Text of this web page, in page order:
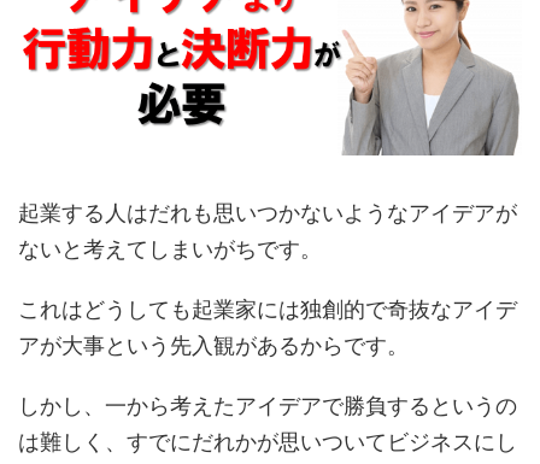
起業する人はだれも思いつかないようなアイデアが
ないと考えてしまいがちです。
これはどうしても起業家には独創的で奇抜なアイデ
アが大事という先入観があるからです。
しかし、一から考えたアイデアで勝負するというの
は難しく、すでにだれかが思いついてビジネスにし